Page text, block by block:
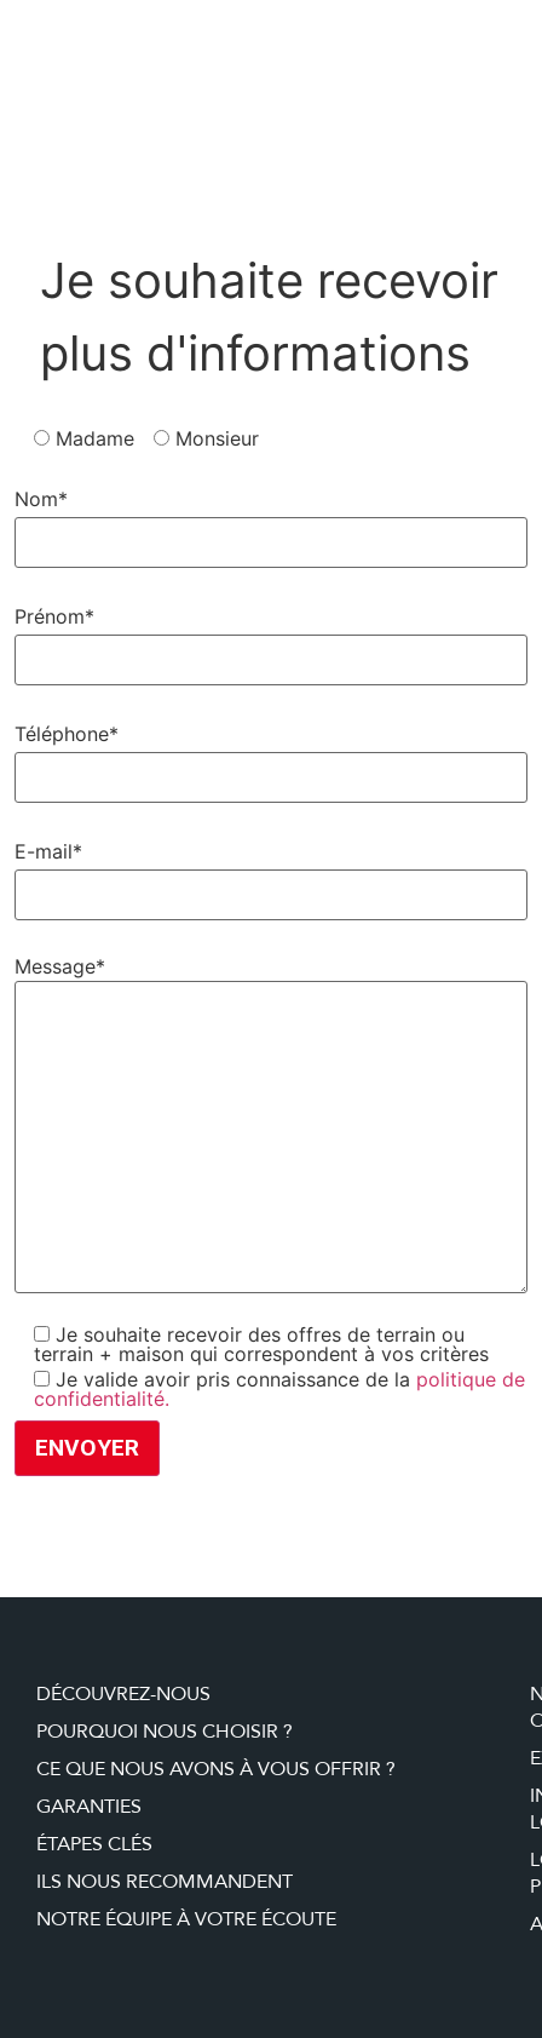
Je souhaite recevoir
plus d'informations
Madame Monsieur
Nom*
Prénom*
Téléphone*
E-mail*
Message*
Je souhaite recevoir des offres de terrain ou
terrain + maison qui correspondent à vos critères
Je valide avoir pris connaissance de la politique de
confidentialité.
DÉCOUVREZ-NOUS
POURQUOI NOUS CHOISIR ?
CE QUE NOUS AVONS À VOUS OFFRIR ?
GARANTIES
ÉTAPES CLÉS
ILS NOUS RECOMMANDENT
NOTRE ÉQUIPE À VOTRE ÉCOUTE